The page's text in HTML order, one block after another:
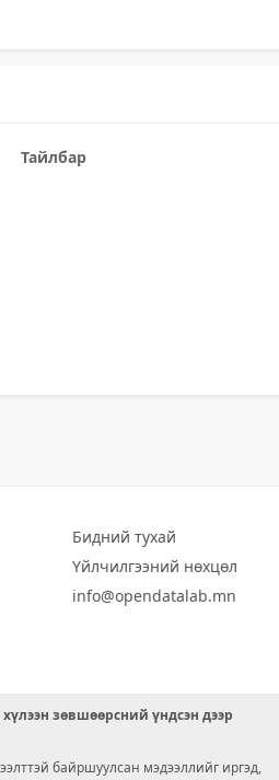
Тайлбар
Бидний тухай
Үйлчилгээний нөхцөл
info@opendatalab.mn
зөвшөөрсний үндсэн дээр
байршуулсан мэдээллийг иргэд,